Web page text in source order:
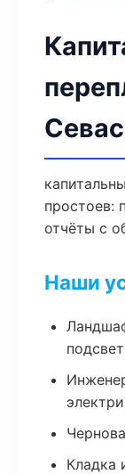
простоев:
отчёты с
Наши
Кладка